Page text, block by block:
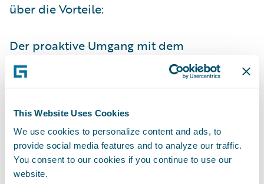
This Website Uses Cookies
We use cookies to personalize content and ads, to
provide social media features and to analyze our traffic.
You consent to our cookies if you continue to use our
website.
über die Vorteile:
Der proaktive Umgang mit dem
Versicherungskunden sorgt fürmehr
Interaktion und Kundennähe
. Die
aktiven Produkt, der Versicherer ein
Risikoberater bzw. -manager, der dabei hilft,
Schäden zu verhindern oder sie zumindest
in ihrem Ausmaß zu begrenzen.